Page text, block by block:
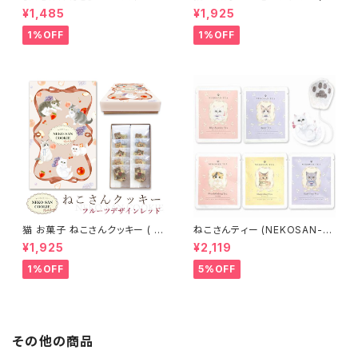
OS） キュプアス プラスワンクリ
ーム 200g アルカリクリーム ヘ
アカラーサポート ヘアケア シャ
ンプー トリートメント カラーバタ
¥1,485
1%OFF
0枚入 ) フルーツデザインVer
イエローグリーン
¥1,925
1%OFF
猫 お菓子 ねこさんクッキー ( 1
0枚入 ) フルーツデザインVer
レッド
¥1,925
1%OFF
ねこさんティー (NEKOSAN-T
EA) ペルシャ (青いジャスミンテ
ィー) & ブリティッシュショートヘ
ア (アールグレイ) & ベンガル
(ダージリン) & ラグドール (アッ
¥2,119
5%OFF
その他の商品